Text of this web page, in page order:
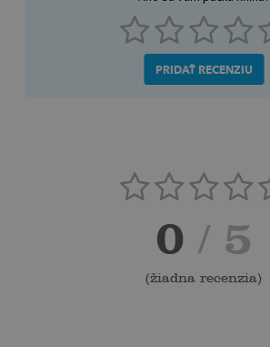
PRIDAŤ RECENZIU
0 / 5
(žiadna recenzia)